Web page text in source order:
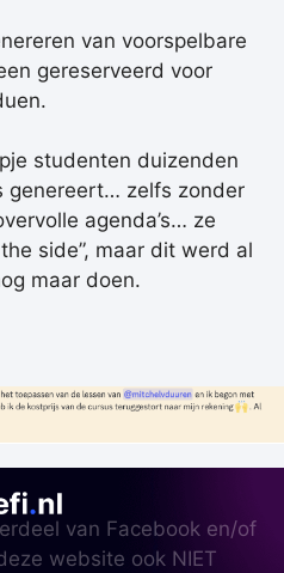
van voorspelbare
gereserveerd voor
studenten duizenden
genereert… zelfs zonder
agenda’s… ze
side”, maar dit werd al
maar doen.
van Facebook en/of
website ook NIET